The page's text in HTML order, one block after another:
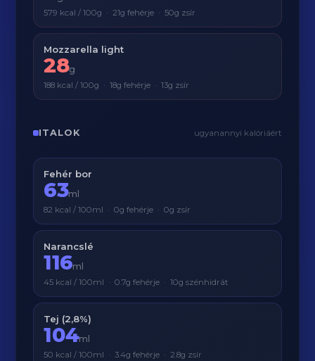
579 kcal / 100g · 21g fehérje · 50g zsír
Mozzarella light
28g
188 kcal / 100g · 18g fehérje · 13g zsír
ITALOK ugyanannyi kalóriáért
Fehér bor
63ml
82 kcal / 100ml · 0g fehérje · 0g zsír
Narancslé
116ml
45 kcal / 100ml · 0.7g fehérje · 10g szénhidrát
Tej (2,8%)
104ml
50 kcal / 100ml · 3.4g fehérje · 2.8g zsír